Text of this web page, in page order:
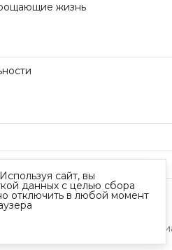
жизнь
Политика
сайт, вы
данных с целью сбора
отключить в любой момент